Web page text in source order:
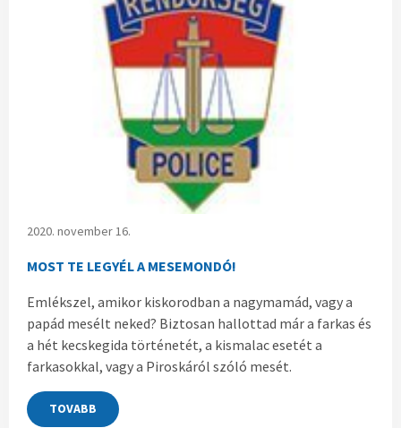
2020. november 16.
MOST TE LEGYÉL A MESEMONDÓ!
Emlékszel, amikor kiskorodban a nagymamád, vagy a
papád mesélt neked? Biztosan hallottad már a farkas és
a hét kecskegida történetét, a kismalac esetét a
farkasokkal, vagy a Piroskáról szóló mesét.
TOVABB